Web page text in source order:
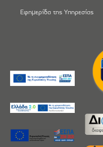
Εφημερίδα της Υπηρεσίας